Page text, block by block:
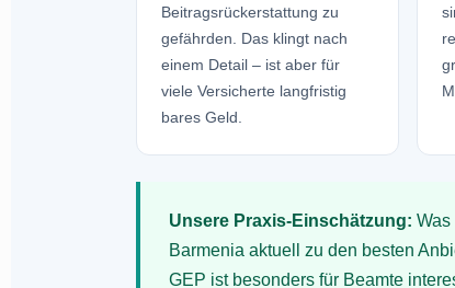
Beitragsrückerstattung zu
gefährden. Das klingt nach
einem Detail – ist aber für
viele Versicherte langfristig
bares Geld.
Unsere Praxis-Einschätzung:
Barmenia aktuell zu den besten
GEP ist besonders für Beamte